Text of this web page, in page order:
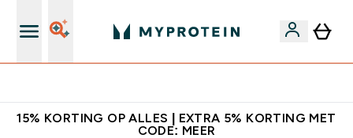
15% KORTING OP ALLES | EXTRA 5% KORTING MET
CODE: MEER